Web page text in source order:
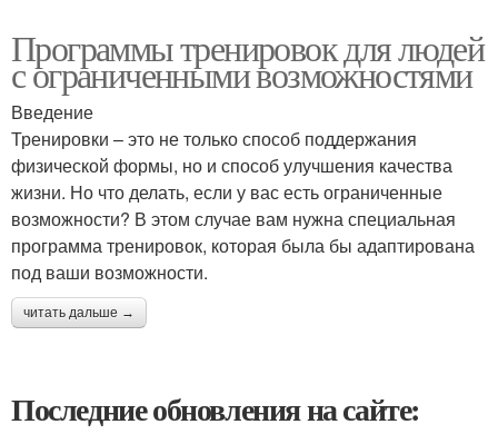
Программы тренировок для людей
с ограниченными возможностями
Введение
Тренировки – это не только способ поддержания
физической формы, но и способ улучшения качества
жизни. Но что делать, если у вас есть ограниченные
возможности? В этом случае вам нужна специальная
программа тренировок, которая была бы адаптирована
под ваши возможности.
читать дальше →
Последние обновления на сайте: